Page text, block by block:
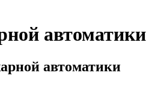
автоматики
автоматики